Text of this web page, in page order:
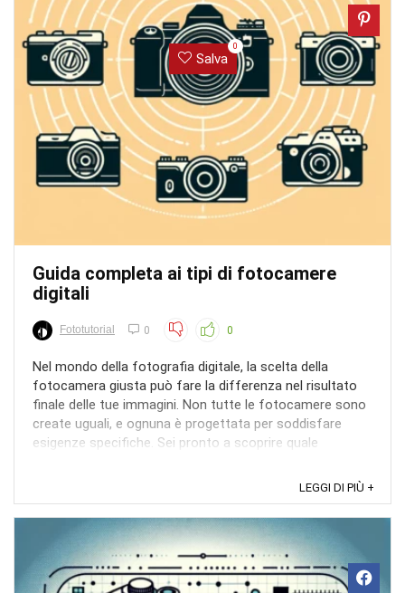
Salva
0
Guida completa ai tipi di fotocamere
digitali
Fototutorial 0 0
Nel mondo della fotografia digitale, la scelta della
fotocamera giusta può fare la differenza nel risultato
finale delle tue immagini. Non tutte le fotocamere sono
create uguali, e ognuna è progettata per soddisfare
esigenze specifiche. Sei pronto a scoprire quale
LEGGI DI PIÙ +